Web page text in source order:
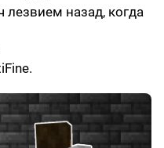
лезвием назад, когда